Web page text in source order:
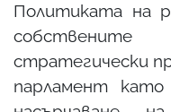
Политиката на
стратегически
парламент